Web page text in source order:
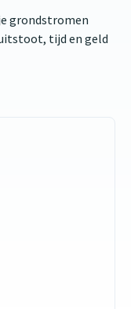
grondstromen
tijd en geld